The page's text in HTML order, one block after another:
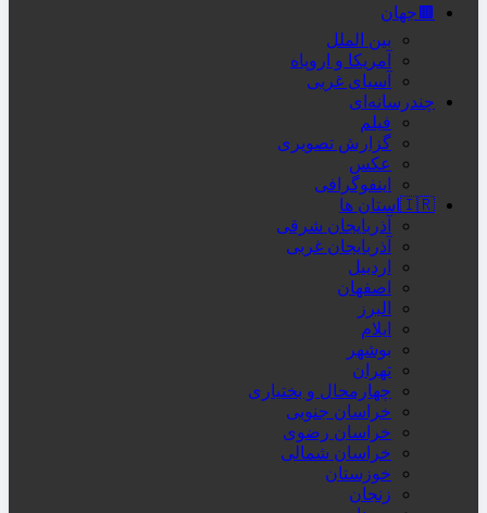
🟫جهان
بین الملل
آمریکا و اروپاه
آسیای غربی
چندرسانه‌ای
فیلم
گزارش تصویری
عکس
اینفوگرافی
🇮🇷استان ها
آذربایجان شرقی
آذربایجان غربی
اردبیل
اصفهان
البرز
ایلام
بوشهر
تهران
چهارمحال و بختیاری
خراسان جنوبی
خراسان رضوی
خراسان شمالی
خوزستان
زنجان